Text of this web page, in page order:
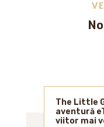
The Little
aventură
viitor mai